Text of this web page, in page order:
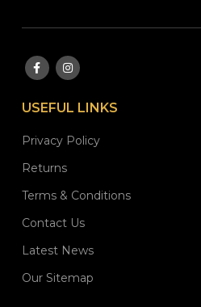
USEFUL LINKS
Privacy Policy
Returns
Terms & Conditions
Contact Us
Latest News
Our Sitemap